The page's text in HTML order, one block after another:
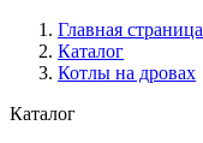
Главная страница
Каталог
Котлы на дровах
Каталог